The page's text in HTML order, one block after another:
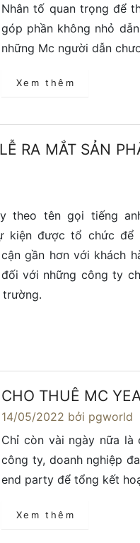
Nhân tố quan trọng để
góp phần không nhỏ
những Mc người dẫn
Xem thêm
RA MẮT SẢN
theo tên gọi tiếng
kiện được tổ chức để
gần hơn với khách
với những công ty
trường.
CHO THUÊ MC
14/05/2022 bởi pgworld
Chỉ còn vài ngày nữa là
công ty, doanh nghiệp
end party để tổng kết
Xem thêm